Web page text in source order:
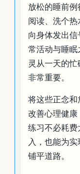
放松的睡前例
阅读、洗个
向身体发出
常活动与睡
灵从一天的
非常重要。
将这些正念
改善心理健
练习不必耗
入，也能为
铺平道路。